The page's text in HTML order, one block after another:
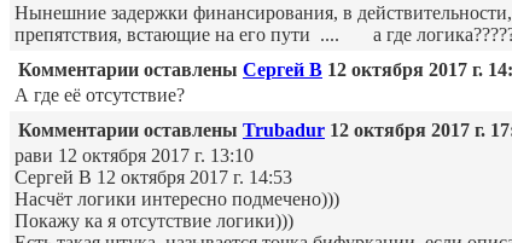
Нынешние задержки финансирования, в
препятствия, встающие на его пути .... а где
Комментарии оставлены Сергей В 12 октября 2017 г.
А где её отсутствие?
Комментарии оставлены Trubadur 12 октября 2017 г.
рави 12 октября 2017 г. 13:10
Сергей В 12 октября 2017 г. 14:53
Насчёт логики интересно подмечено)))
Покажу ка я отсутствие логики)))